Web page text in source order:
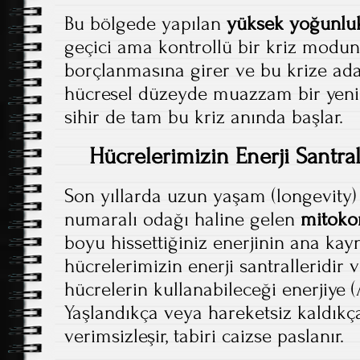
Bu bölgede yapılan yüksek
geçici ama kontrollü bir kriz
borçlanmasına girer ve bu krize
hücresel düzeyde muazzam bir
sihir de tam bu kriz anında başlar.
Hücrelerimizin Enerji
Son yıllarda uzun yaşam (longevity)
numaralı odağı haline gelen
boyu hissettiğiniz enerjinin ana
hücrelerimizin enerji santralleridir
hücrelerin kullanabileceği enerjiye
Yaşlandıkça veya hareketsiz
verimsizleşir, tabiri caizse paslanır.